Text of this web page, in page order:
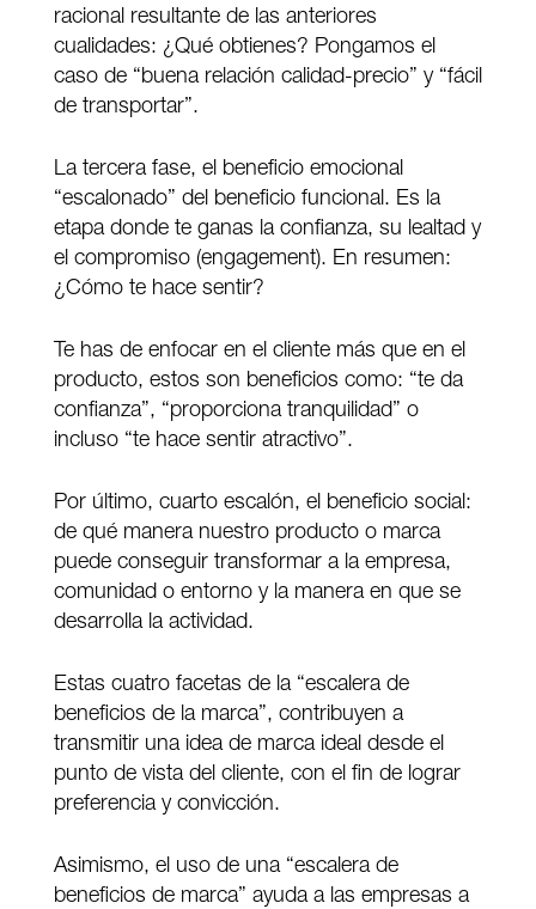
racional resultante de las anteriores
cualidades: ¿Qué obtienes? Pongamos el
caso de “buena relación calidad-precio” y “fácil
de transportar”.
La tercera fase, el beneficio emocional
“escalonado” del beneficio funcional. Es la
etapa donde te ganas la confianza, su lealtad y
el compromiso (engagement). En resumen:
¿Cómo te hace sentir?
Te has de enfocar en el cliente más que en el
producto, estos son beneficios como: “te da
confianza”, “proporciona tranquilidad” o
incluso “te hace sentir atractivo”.
Por último, cuarto escalón, el beneficio social:
de qué manera nuestro producto o marca
puede conseguir transformar a la empresa,
comunidad o entorno y la manera en que se
desarrolla la actividad.
Estas cuatro facetas de la “escalera de
beneficios de la marca”, contribuyen a
transmitir una idea de marca ideal desde el
punto de vista del cliente, con el fin de lograr
preferencia y convicción.
Asimismo, el uso de una “escalera de
beneficios de marca” ayuda a las empresas a